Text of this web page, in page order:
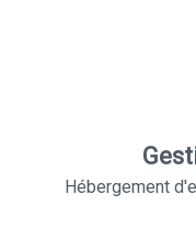
Hébergement